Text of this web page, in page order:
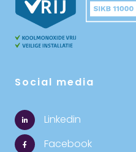
Social media
Linkedin
Facebook